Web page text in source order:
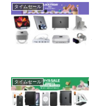
タイムセール
タイムセール